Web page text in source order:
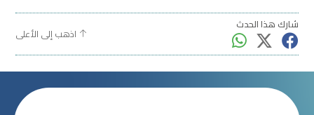
شارك هذا الحدث
اذهب إلى الأعلى